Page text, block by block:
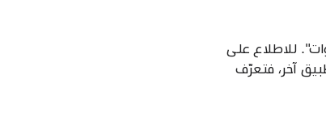
للاطلاع على
آخر، فتعرّف